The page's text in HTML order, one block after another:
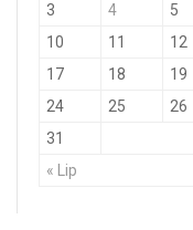
« Lip
3
4 5
10
11 12
17
18 19
24
25 26
31